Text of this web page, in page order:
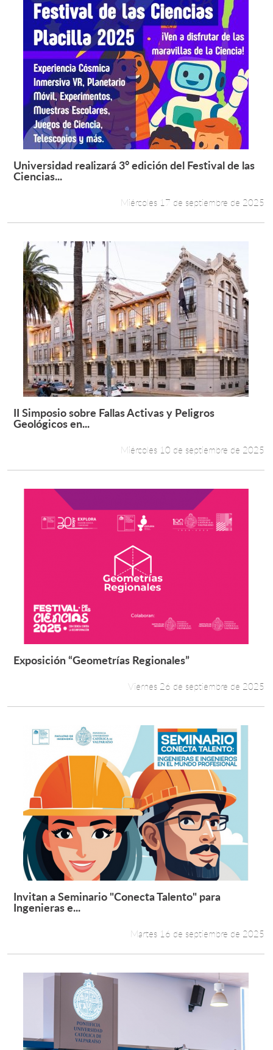
Leer más +
Universidad realizará 3° edición del Festival de las
Ciencias...
Miércoles 17 de septiembre de 2025
Leer más +
II Simposio sobre Fallas Activas y Peligros
Geológicos en...
Miércoles 10 de septiembre de 2025
Leer más +
Exposición “Geometrías Regionales”
Viernes 26 de septiembre de 2025
Leer más +
Invitan a Seminario "Conecta Talento" para
Ingenieras e...
Martes 16 de septiembre de 2025